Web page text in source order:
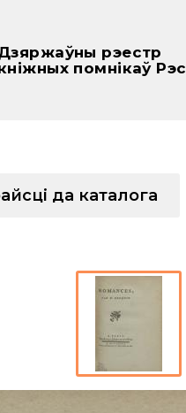
рэестр
помнікаў
да каталога